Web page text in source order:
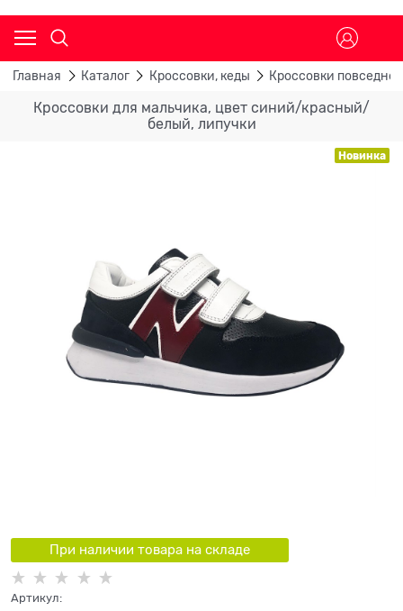
Главная Каталог Кроссовки, кеды Кроссовки
Кроссовки для мальчика, цвет синий/красный/
белый, липучки
Новинка
При наличии товара на складе
Артикул: